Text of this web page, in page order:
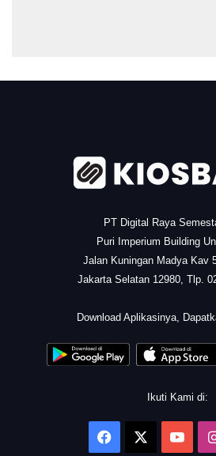
PT Digital Raya
Puri Imperium Building
Jalan Kuningan Madya Kav
Jakarta Selatan 12980, Tlp.
Download Aplikasinya,
Ikuti Kami di:
Facebook